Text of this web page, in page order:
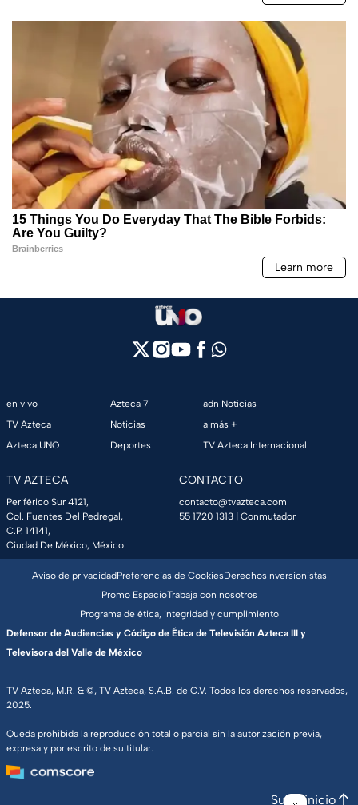
en vivo
TV Azteca
Azteca UNO
Azteca 7
Noticias
Deportes
adn Noticias
a más +
TV Azteca Internacional
TV AZTECA
Periférico Sur 4121,
Col. Fuentes Del Pedregal,
C.P. 14141,
Ciudad De México, México.
CONTACTO
contacto@tvazteca.com
55 1720 1313 | Conmutador
TV Azteca, M.R. & ©, TV Azteca, S.A.B. de C.V. Todos los derechos reservados,
2025.
Queda prohibida la reproducción total o parcial sin la autorización previa,
expresa y por escrito de su titular.
Aviso de privacidadPreferencias de CookiesDerechosInversionistas
Promo EspacioTrabaja con nosotros
Programa de ética, integridad y cumplimiento
Defensor de Audiencias y Código de Ética de Televisión Azteca III y
Televisora del Valle de México
Subir inicio